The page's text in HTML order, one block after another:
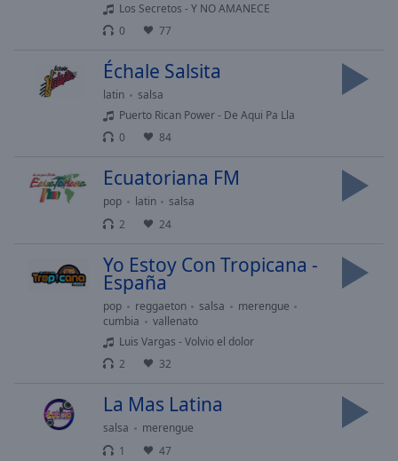
Beginning
Escape
Los Secretos - Y NO AMANECE
0
77
Échale Salsita
latin
salsa
Puerto Rican Power - De Aqui Pa Lla
0
84
Ecuatoriana FM
pop latin
salsa
2
24
Yo Estoy Con Tropicana -
España
pop reggaeton salsa
merengue
cumbia
vallenato
Luis Vargas - Volvio el dolor
2
32
La Mas Latina
salsa
merengue
1
47